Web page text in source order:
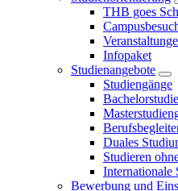
THB goes
Infopaket
Studienangebote
Studiengänge
Duales
Studieren
Internationale
Bewerbung und